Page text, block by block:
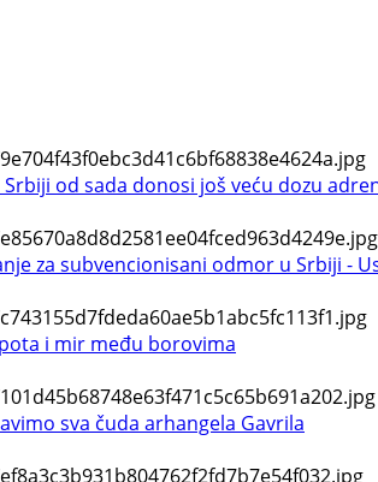
od sada donosi još veću dozu
za subvencionisani odmor u Srbiji -
i mir među borovima
sva čuda arhangela Gavrila